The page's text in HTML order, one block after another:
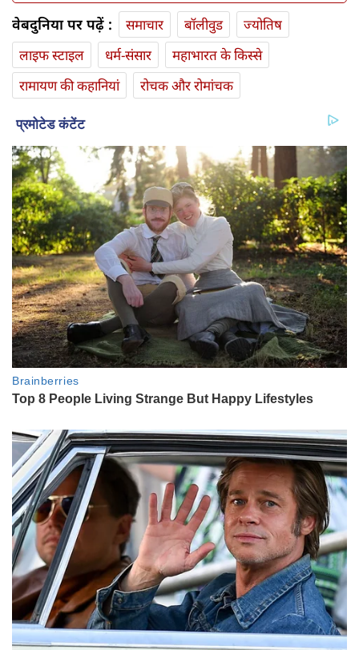
वेबदुनिया पर पढ़ें : समाचार बॉलीवुड
ज्योतिष
लाइफ स्‍टाइल
धर्म-संसार
महाभारत के किस्से
रामायण की कहानियां
रोचक और रोमांचक